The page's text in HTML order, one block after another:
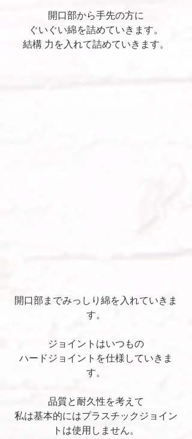
開口部から手先の方に
ぐいぐい綿を詰めていきます。
結構 力を入れて詰めていきます。
開口部までみっしり綿を入れていきま
す。
ジョイントはいつもの
ハードジョイントを仕様していきま
す。
品質と耐久性を考えて
私は基本的にはプラスチックジョイン
トは使用しません。